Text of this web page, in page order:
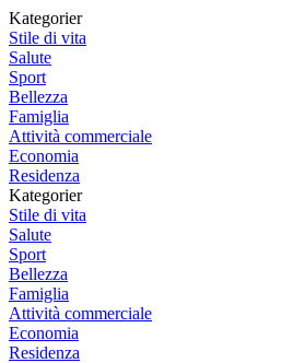
Kategorier
Stile di vita
Salute
Sport
Bellezza
Famiglia
Attività commerciale
Economia
Residenza
Kategorier
Stile di vita
Salute
Sport
Bellezza
Famiglia
Attività commerciale
Economia
Residenza